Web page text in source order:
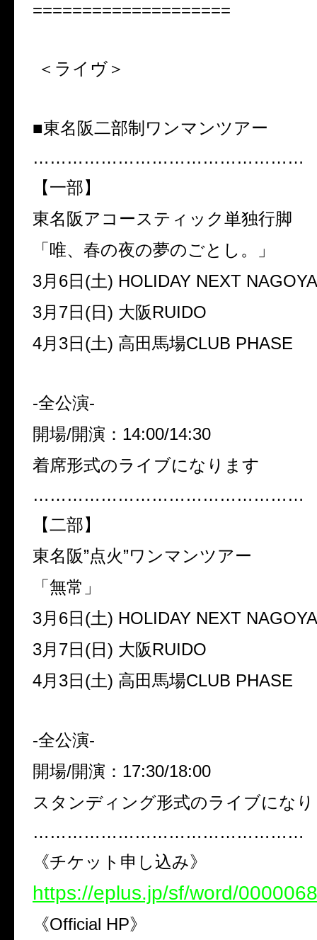
====================
＜ライヴ＞
■東名阪二部制ワンマンツアー
…………………………………………
【一部】
東名阪アコースティック単独行脚
「唯、春の夜の夢のごとし。」
3月6日(土) HOLIDAY NEXT NAGOYA
3月7日(日) 大阪RUIDO
4月3日(土) 高田馬場CLUB PHASE
-全公演-
開場/開演：14:00/14:30
着席形式のライブになります
…………………………………………
【二部】
東名阪”点火”ワンマンツアー
「無常」
3月6日(土) HOLIDAY NEXT NAGOYA
3月7日(日) 大阪RUIDO
4月3日(土) 高田馬場CLUB PHASE
-全公演-
開場/開演：17:30/18:00
スタンディング形式のライブにな
…………………………………………
《チケット申し込み》
https://eplus.jp/sf/word/
《Official HP》